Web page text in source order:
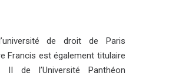
de droit de Paris
Francis est également titulaire
II de l’Université Panthéon